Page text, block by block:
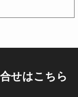
せはこちら